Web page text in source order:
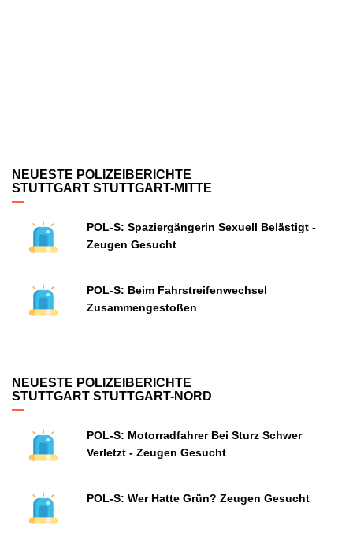
NEUESTE POLIZEIBERICHTE
STUTTGART STUTTGART-MITTE
POL-S: Spaziergängerin Sexuell Belästigt -
Zeugen Gesucht
POL-S: Beim Fahrstreifenwechsel
Zusammengestoßen
NEUESTE POLIZEIBERICHTE
STUTTGART STUTTGART-NORD
POL-S: Motorradfahrer Bei Sturz Schwer
Verletzt - Zeugen Gesucht
POL-S: Wer Hatte Grün? Zeugen Gesucht